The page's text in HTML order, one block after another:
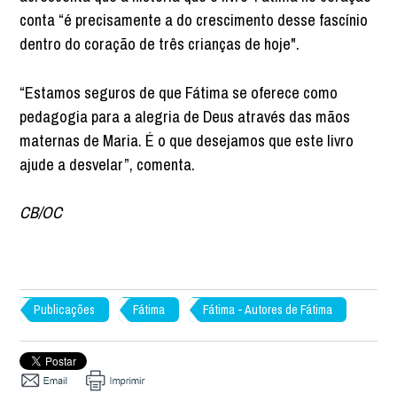
conta “é precisamente a do crescimento desse fascínio
dentro do coração de três crianças de hoje".
“Estamos seguros de que Fátima se oferece como
pedagogia para a alegria de Deus através das mãos
maternas de Maria. É o que desejamos que este livro
ajude a desvelar”, comenta.
CB/OC
Publicações Fátima Fátima - Autores de Fátima